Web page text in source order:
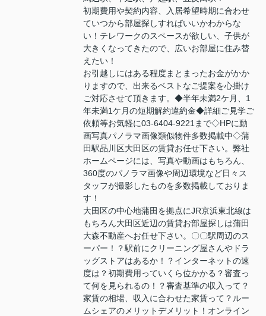
初期費用や契約内容、入居希望時期に合わせ
ていつから部屋探しすればいいかわからな
い！テレワークのスペースが欲しい、子供が
大きくなってきたので、広いお部屋に住み替
えたい！
お引越しにはある程度まとまったお金がかか
りますので、出来るベストなご提案を心掛け
ご対応させて頂きます。◆半年未満2ケ月、1
年未満1ケ月の短期解約違約金◆詳細ご見学ご
依頼等お気軽に03-6404-9221まで◇HPに動
画写真パノラマ画像類似物件多数掲載中◇蒲
田駅品川区大田区の賃貸お任せ下さい。弊社
ホームページには、写真や動画はもちろん、
360度のパノラマ画像や周辺環境など日々ス
タッフが撮影したものを多数掲載しておりま
す！
大田区の中心地蒲田を拠点にJR京浜東北線は
もちろん大田区近辺の賃貸お部屋探しは蒲田
大森不動産へお任せ下さい。〇〇駅周辺のス
ーパー！？駅前にクリーニング屋さんやドラ
ッグストアはあるか！？インターネットの速
度は？初期費用っていくら位かかる？審査っ
て何を見られるの！？審査基準の収入って？
家賃の相場、収入に合わせた家賃って？ルー
ムシェアのメリットデメリット！オンライン